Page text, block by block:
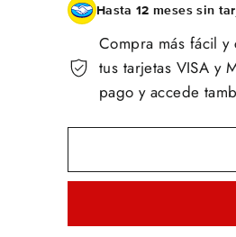
Hasta 12 meses sin
Compra más fácil
tus tarjetas VISA y
pago y accede